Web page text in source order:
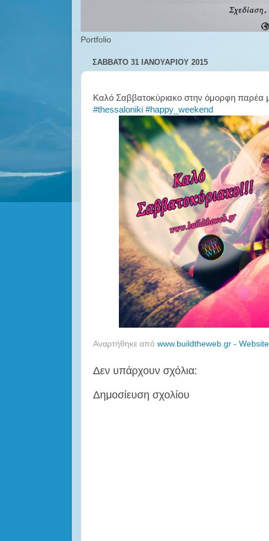
Portfolio
ΣΆΒΒΑΤΟ 31 ΙΑΝΟΥΑΡΊΟΥ 2015
Καλό Σαββατοκύριακο στην όμορφη παρέα
‪#‎thessaloniki‬ ‪#‎happy_weekend‬
Αναρτήθηκε από www.buildtheweb.gr -
Δεν υπάρχουν σχόλια:
Δημοσίευση σχολίου